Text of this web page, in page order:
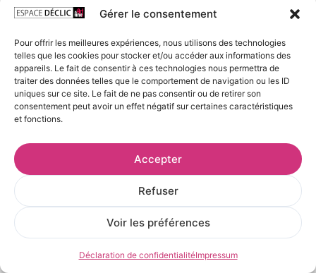
Gérer le consentement
Pour offrir les meilleures expériences, nous utilisons des technologies
telles que les cookies pour stocker et/ou accéder aux informations des
appareils. Le fait de consentir à ces technologies nous permettra de
traiter des données telles que le comportement de navigation ou les ID
uniques sur ce site. Le fait de ne pas consentir ou de retirer son
consentement peut avoir un effet négatif sur certaines caractéristiques
et fonctions.
Accepter
Refuser
Voir les préférences
Déclaration de confidentialitéImpressum